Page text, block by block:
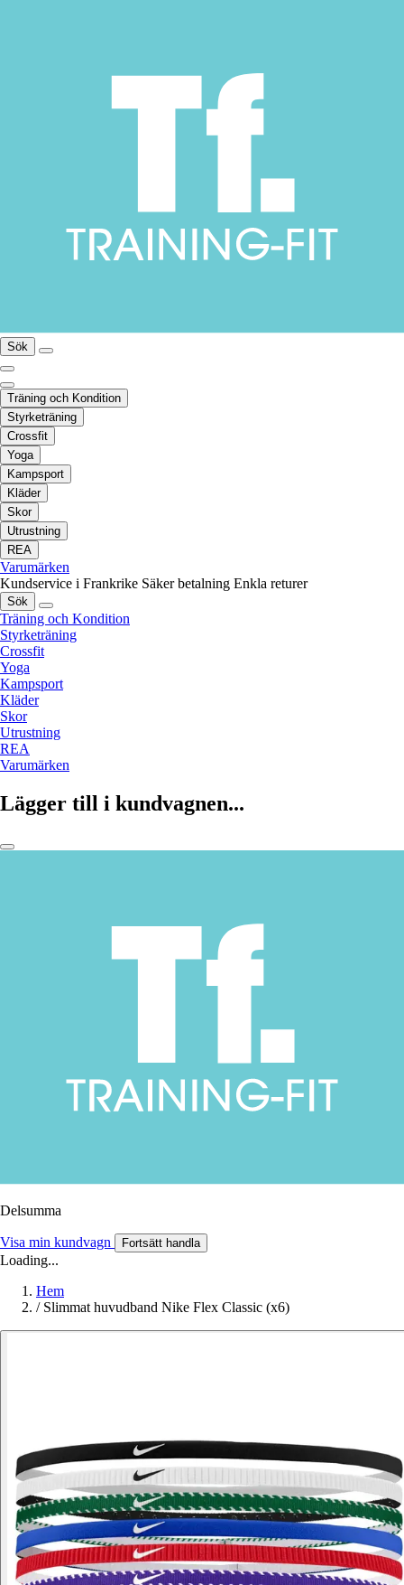
Sök
Träning och Kondition
Styrketräning
Crossfit
Yoga
Kampsport
Kläder
Skor
Utrustning
REA
Varumärken
Kundservice i Frankrike Säker betalning Enkla returer
Sök
Träning och Kondition
Styrketräning
Crossfit
Yoga
Kampsport
Kläder
Skor
Utrustning
REA
Varumärken
Lägger till i kundvagnen...
Delsumma
Visa min kundvagn Fortsätt handla
Loading...
Hem
/ Slimmat huvudband Nike Flex Classic (x6)